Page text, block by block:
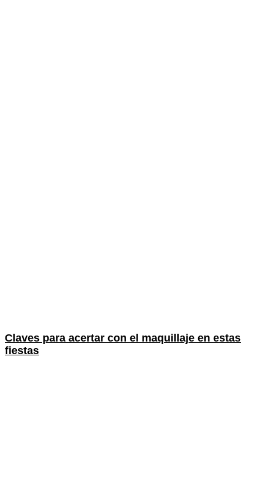
Claves para acertar con el maquillaje en estas
fiestas